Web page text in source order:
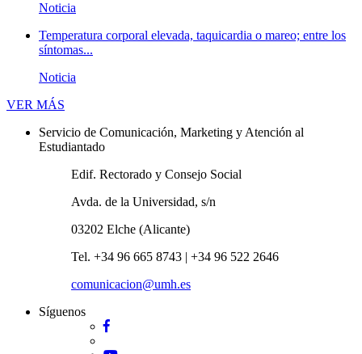
Noticia
Temperatura corporal elevada, taquicardia o mareo; entre los
síntomas...
Noticia
VER MÁS
Servicio de Comunicación, Marketing y Atención al
Estudiantado
Edif. Rectorado y Consejo Social
Avda. de la Universidad, s/n
03202 Elche (Alicante)
Tel. +34 96 665 8743 | +34 96 522 2646
comunicacion@umh.es
Síguenos
Facebook